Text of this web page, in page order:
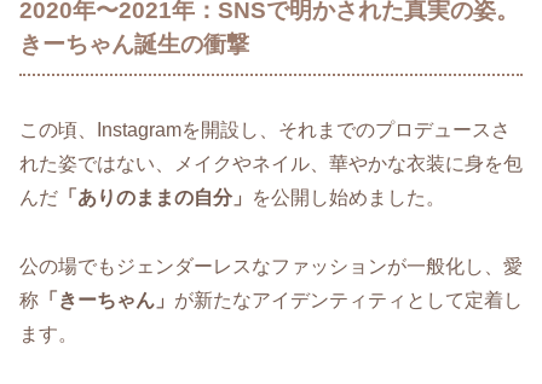
2020年〜2021年：SNSで明かされた真実の姿。
きーちゃん誕生の衝撃
この頃、Instagramを開設し、それまでのプロデュースさ
れた姿ではない、メイクやネイル、華やかな衣装に身を包
んだ 「ありのままの自分」 を公開し始めました。
公の場でもジェンダーレスなファッションが一般化し、愛
称 「きーちゃん」 が新たなアイデンティティとして定着し
ます。